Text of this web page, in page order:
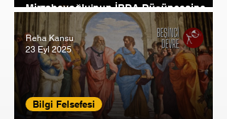
Mirzabeyoğlu'nun İBDA Düşüncesine
Giriş
Bilgi Felsefesi
Reha Kansu
23 Eyl 2025